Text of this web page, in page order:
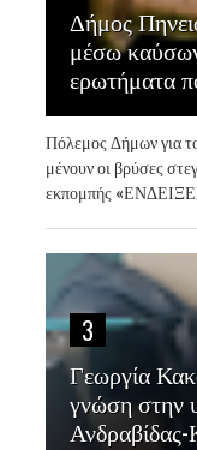
Δήμος
μέσω
ερωτήματα
Πόλεμος Δήμων για
μένουν οι βρύσες
εκπομπής
3
Γεωργία
γνώση στην